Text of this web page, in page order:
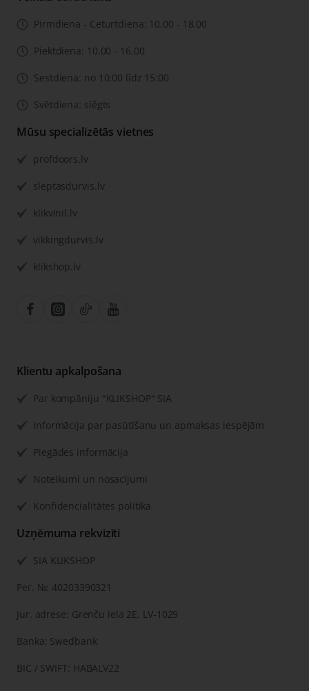
Pirmdiena - Ceturtdiena: 10.00 - 18.00
Piektdiena: 10.00 - 16.00
Sestdiena: no 10:00 līdz 15:00
Svētdiena: slēgts
Mūsu specializētās vietnes
profdoors.lv
sleptasdurvis.lv
klikvinil.lv
vikkingdurvis.lv
klikshop.lv
Klientu apkalpošana
Par kompāniju "KLIKSHOP" SIA
Informācija par pasūtīšanu un apmaksas iespējām
Piegādes informācija
Noteikumi un nosacījumi
Konfidencialitātes politika
Uzņēmuma rekvizīti
SIA KLIKSHOP
Рег. №: 40203390321
Jur. adrese: Grenču iela 2E, LV-1029
Banka: Swedbank
BIC / SWIFT: HABALV22